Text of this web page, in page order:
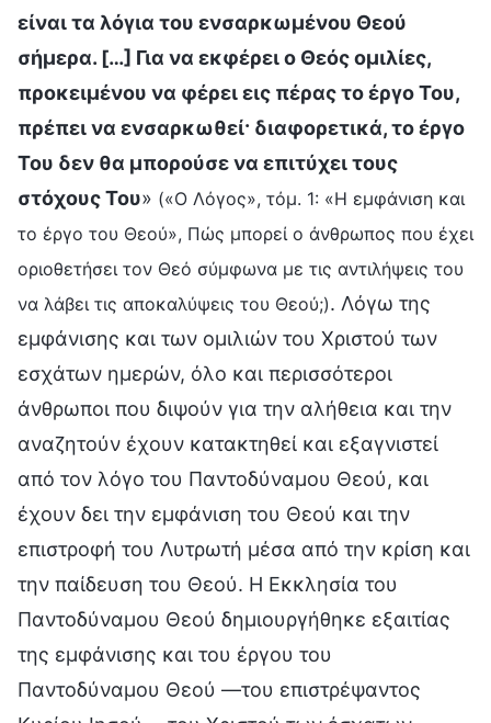
είναι τα λόγια του ενσαρκωμένου Θεού
σήμερα. […] Για να εκφέρει ο Θεός ομιλίες,
προκειμένου να φέρει εις πέρας το έργο Του,
πρέπει να ενσαρκωθεί· διαφορετικά, το έργο
Του δεν θα μπορούσε να επιτύχει τους
στόχους Του» («Ο Λόγος», τόμ. 1: «Η εμφάνιση και
το έργο του Θεού», Πώς μπορεί ο άνθρωπος που έχει
οριοθετήσει τον Θεό σύμφωνα με τις αντιλήψεις του
να λάβει τις αποκαλύψεις του Θεού;). Λόγω της
εμφάνισης και των ομιλιών του Χριστού των
εσχάτων ημερών, όλο και περισσότεροι
άνθρωποι που διψούν για την αλήθεια και την
αναζητούν έχουν κατακτηθεί και εξαγνιστεί
από τον λόγο του Παντοδύναμου Θεού, και
έχουν δει την εμφάνιση του Θεού και την
επιστροφή του Λυτρωτή μέσα από την κρίση και
την παίδευση του Θεού. Η Εκκλησία του
Παντοδύναμου Θεού δημιουργήθηκε εξαιτίας
της εμφάνισης και του έργου του
Παντοδύναμου Θεού —του επιστρέψαντος